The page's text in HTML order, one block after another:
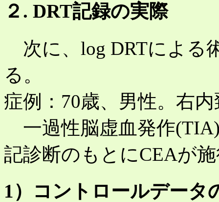
２. DRT記録の実際
次に、log DRTによる
る。
症例：70歳、男性。右
一過性脳虚血発作
記診断のもとにCEAが
1）コントロールデータ